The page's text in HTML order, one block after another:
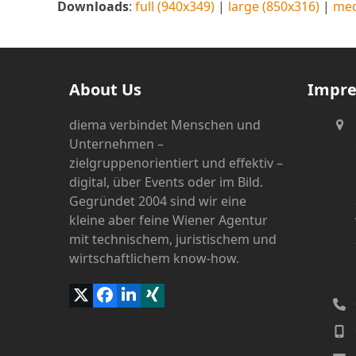
Downloads: full (940x349) | large (850x316) |
About Us
diema verbindet Menschen und
Unternehmen –
zielgruppenorientiert und effektiv –
digital, über Events oder im Bild.
Gegründet 2004 sind wir eine
kleine aber feine Wiener Agentur
mit technischem, juristischem und
wirtschaftlichem know-how.
TwitterFacebook
LinkedIn
Xing